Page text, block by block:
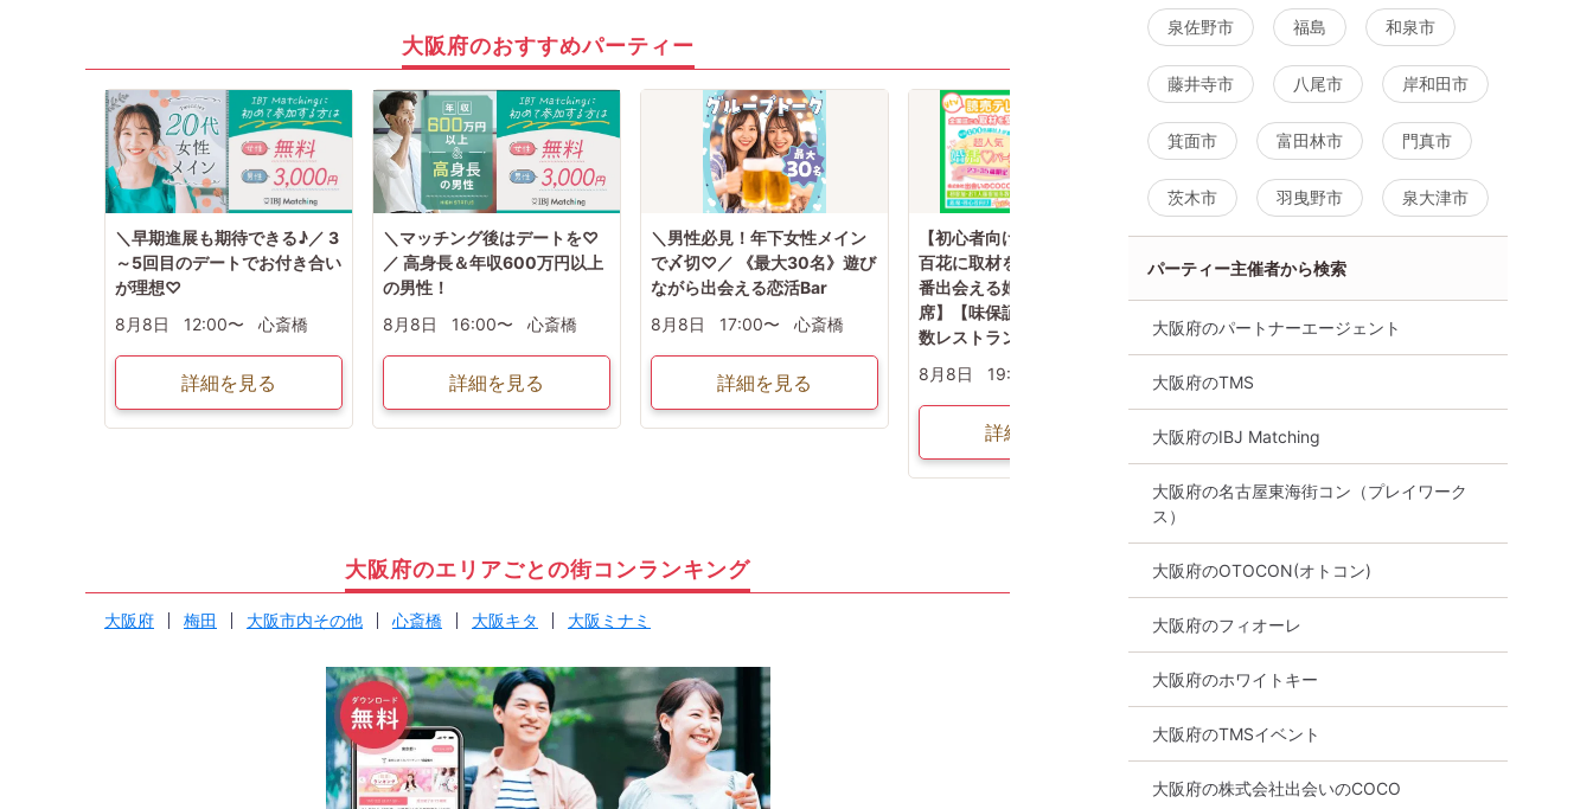
大阪府のおすすめパーティー
＼早期進展も期待できる♪／ 3
～5回目のデートでお付き合い
が理想♡
8月8日
12:00〜 心斎橋
詳細を見る
＼マッチング後はデートを♡
／ 高身長＆年収600万円以上
の男性！
8月8日
16:00〜 心斎橋
詳細を見る
＼男性必見！年下女性メイン
で〆切♡／ 《最大30名》遊び
ながら出会える恋活Bar
8月8日
17:00〜 心斎橋
詳細を見る
【初心者向け】全国誌・美人
百花に取材を受けた大阪で一
番出会える婚活☆【完全着
席】【味保証付き☆高評価多
数レストラン】飲み放題
8月8日
19:30〜
詳細を見る
【初心者向け】全国誌・美人
百花に取材を受けた大阪で一
数レストラン】飲み放題
8月8日
詳細を見る
＼お互いの「好き
大阪府のエリアごとの街コンランキング
大阪府 梅田 大阪市内その他 心斎橋 大阪キタ 大阪ミナミ
泉佐野市 福島 和泉市
藤井寺市 八尾市 岸和田市
箕面市 富田林市 門真市
茨木市 羽曳野市 泉大津市
パーティー主催者から検索
大阪府のパートナーエージェント
大阪府のTMS
大阪府のIBJ Matching
大阪府の名古屋東海街コン（プレイワーク
ス）
大阪府のOTOCON(オトコン)
大阪府のフィオーレ
大阪府のホワイトキー
大阪府のTMSイベント
大阪府の株式会社出会いのCOCO